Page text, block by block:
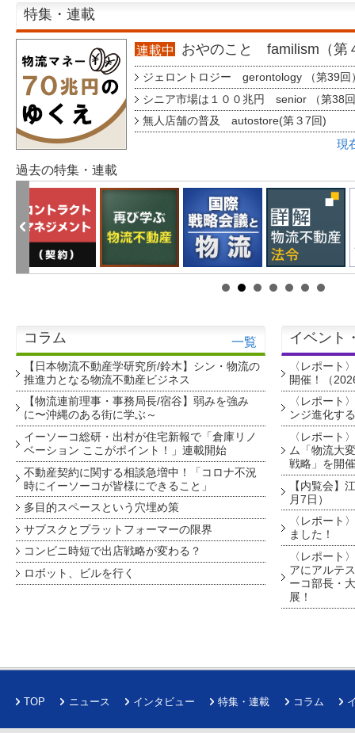
特集・連載
連載中 おやのこと familism（第
ジェロントロジー gerontology （第39回
シニア市場は１００兆円 senior （第38
無人店舗の普及 autostore(第３7回)
現
過去の特集・連載
コラム 一覧
【日本物流不動産学研究所/鈴木】シン・物流の
推進力となる物流不動産ビジネス
【物流連前理事・事務局長/宿谷】弱みを強み
に〜沖縄のある街に学ぶ～
イーソーコ総研・出村が住宅新報で「倉庫リノ
ベーション ここがポイント！」連載開始
不動産契約に関する相談急増中！「コロナ不況
時にイーソーコが皆様にできること」
多目的スペースという穴埋め策
サブスクとプラットフォーマーの限界
コンビニ時短で出店戦略が変わる？
ロボット、ビルを行く
イベント
〈レポート
開催！（
〈レポート
ンジ進化す
〈レポート
ム「物流大
戦略」を開
【内覧会】
月7日）
〈レポート
ました！
〈レポート
アにアルテ
ーコ部長・
展！
TOP ニュース インタビュー 特集・連載 コラム